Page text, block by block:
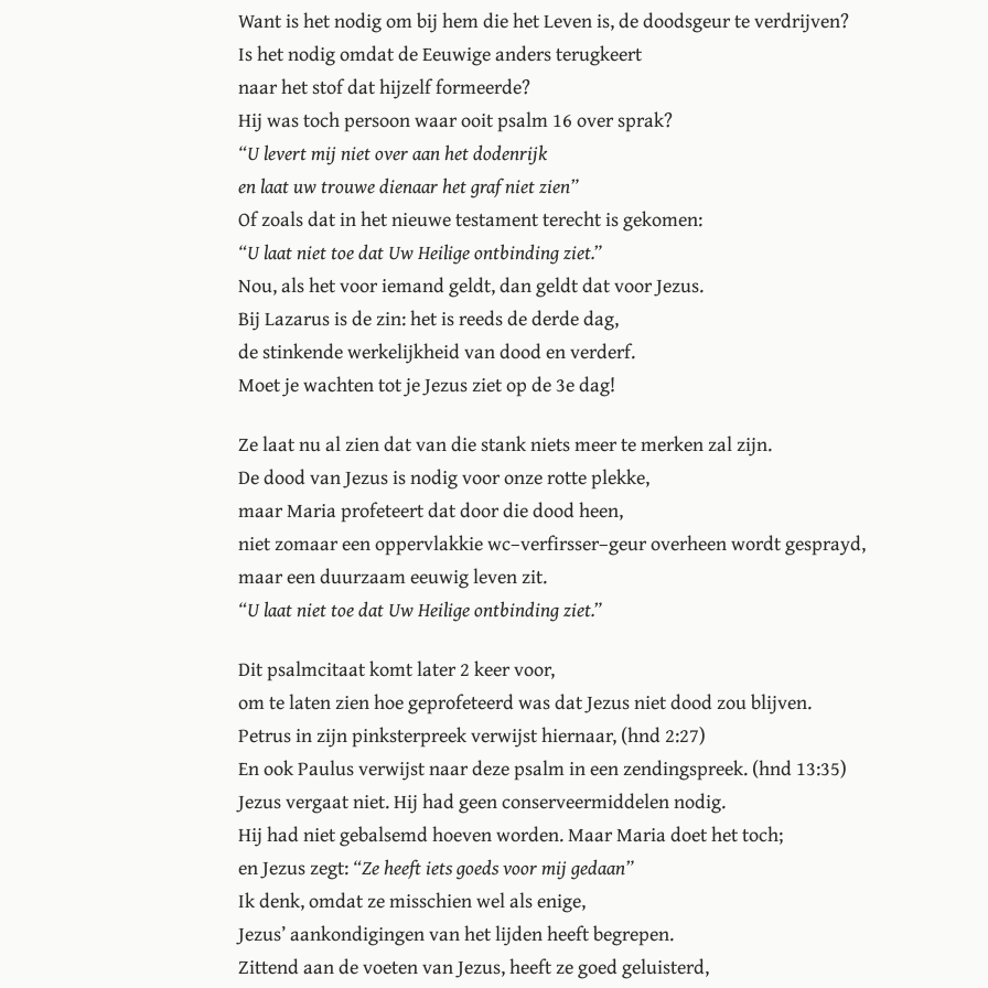
Want is het nodig om bij hem die het Leven is, de doodsgeur te verdrijven?
Is het nodig omdat de Eeuwige anders terugkeert
naar het stof dat hijzelf formeerde?
Hij was toch persoon waar ooit psalm 16 over sprak?
“U levert mij niet over aan het dodenrijk
en laat uw trouwe dienaar het graf niet zien”
Of zoals dat in het nieuwe testament terecht is gekomen:
“U laat niet toe dat Uw Heilige ontbinding ziet.”
Nou, als het voor iemand geldt, dan geldt dat voor Jezus.
Bij Lazarus is de zin: het is reeds de derde dag,
de stinkende werkelijkheid van dood en verderf.
Moet je wachten tot je Jezus ziet op de 3e dag!
Ze laat nu al zien dat van die stank niets meer te merken zal zijn.
De dood van Jezus is nodig voor onze rotte plekke,
maar Maria profeteert dat door die dood heen,
niet zomaar een oppervlakkie wc–verfirsser–geur overheen wordt gesprayd,
maar een duurzaam eeuwig leven zit.
“U laat niet toe dat Uw Heilige ontbinding ziet.”
Dit psalmcitaat komt later 2 keer voor,
om te laten zien hoe geprofeteerd was dat Jezus niet dood zou blijven.
Petrus in zijn pinksterpreek verwijst hiernaar, (hnd 2:27)
En ook Paulus verwijst naar deze psalm in een zendingspreek. (hnd 13:35)
Jezus vergaat niet. Hij had geen conserveermiddelen nodig.
Hij had niet gebalsemd hoeven worden. Maar Maria doet het toch;
en Jezus zegt:“Ze heeft iets goeds voor mij gedaan”
Ik denk, omdat ze misschien wel als enige,
Jezus’ aankondigingen van het lijden heeft begrepen.
Zittend aan de voeten van Jezus, heeft ze goed geluisterd,